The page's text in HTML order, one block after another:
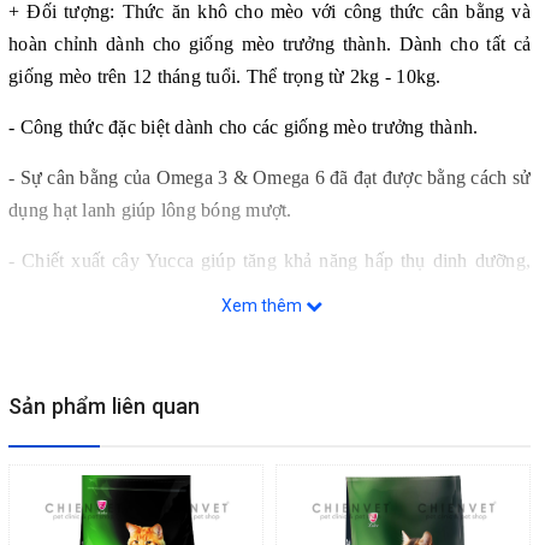
+ Đối tượng: Thức ăn khô cho mèo với công thức cân bằng và
hoàn chỉnh dành cho giống mèo trưởng thành. Dành cho tất cả
giống mèo trên 12 tháng tuổi. Thể trọng từ 2kg - 10kg.
- Công thức đặc biệt dành cho các giống mèo trưởng thành.
- Sự cân bằng của Omega 3 & Omega 6 đã đạt được bằng cách sử
dụng hạt lanh giúp lông bóng mượt.
- Chiết xuất cây Yucca giúp tăng khả năng hấp thụ dinh dưỡng,
Vitamin và khoáng chất, Hạt lanh, Xylo-Oligosacarit, Men bia,
Muối, Yucca schidigera, Chất bảo quản - chất chống oxy hóa
Xem thêm
Sản phẩm liên quan